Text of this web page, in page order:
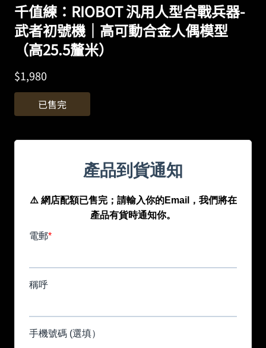
千值練：RIOBOT 汎用人型合戰兵器-
武者初號機｜高可動合金人偶模型
（高25.5釐米）
$1,980
已售完